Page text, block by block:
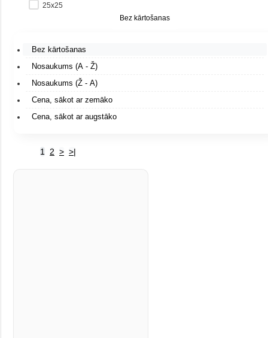
25x25
Bez kārtošanas
Bez kārtošanas
Nosaukums (A - Ž)
Nosaukums (Ž - A)
Cena, sākot ar zemāko
Cena, sākot ar augstāko
1 2 > >|